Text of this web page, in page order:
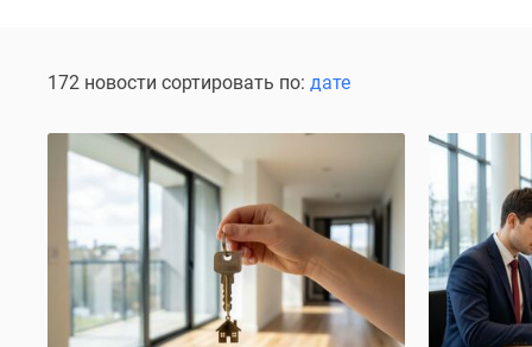
помещения
Продавцы
новостроек
Экспертиза
Экология
172 новости сортировать по: дате